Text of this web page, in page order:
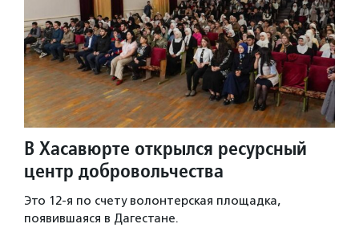
В Хасавюрте открылся ресурсный
центр добровольчества
Это 12-я по счету волонтерская площадка,
появившаяся в Дагестане.